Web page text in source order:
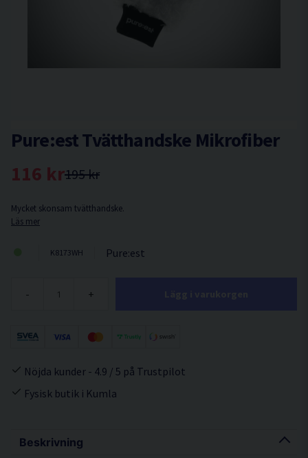
Beskrivning
Pure:est Tvätthandske Mikrofiber
195 kr
116 kr
Mycket skonsam tvätthandske.
Läs mer
K8173WH Pure:est
- +
Nöjda kunder - 4.9 / 5 på Trustpilot
Fysisk butik i Kumla